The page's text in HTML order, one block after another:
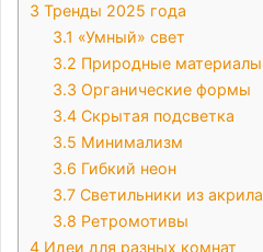
3 Тренды 2025 года
3.1 «Умный» свет
3.2 Природные материалы
3.3 Органические формы
3.4 Скрытая подсветка
3.5 Минимализм
3.6 Гибкий неон
3.7 Светильники из акрила
3.8 Ретромотивы
4 Идеи для разных комнат